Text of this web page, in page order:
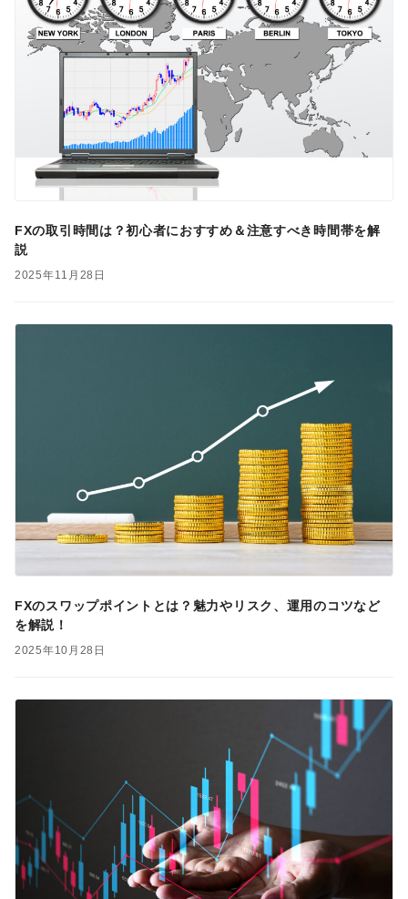
FXの取引時間は？初心者におすすめ＆注意すべき時間帯を解
説
2025年11月28日
FXのスワップポイントとは？魅力やリスク、運用のコツなど
を解説！
2025年10月28日